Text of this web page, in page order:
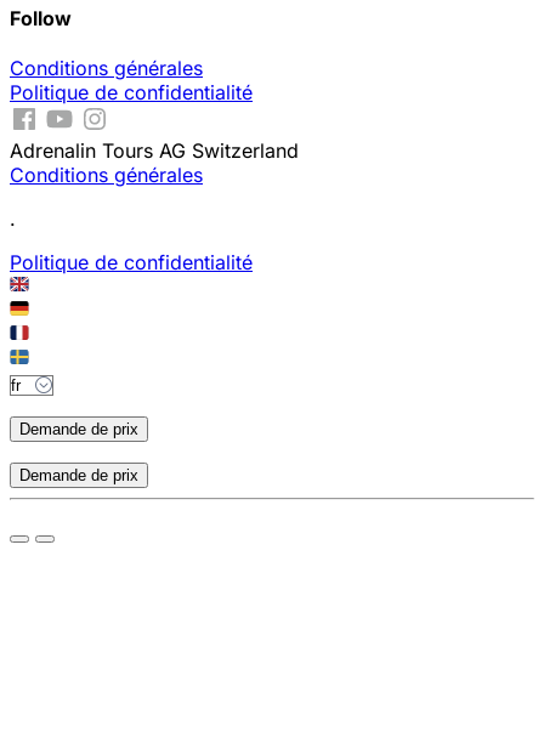
Follow
Conditions générales
Politique de confidentialité
Adrenalin Tours AG Switzerland
Conditions générales
.
Politique de confidentialité
Demande de prix
Demande de prix